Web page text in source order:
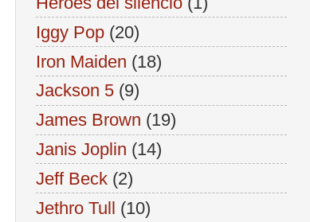
Iggy Pop (20)
Iron Maiden (18)
Jackson 5 (9)
James Brown (19)
Janis Joplin (14)
Jeff Beck (2)
Jethro Tull (10)